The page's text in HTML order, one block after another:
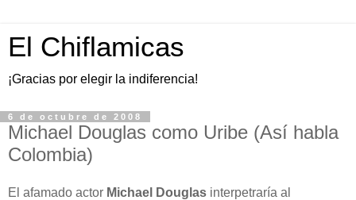
El Chiflamicas
¡Gracias por elegir la indiferencia!
6 de octubre de 2008
Michael Douglas como Uribe (Así habla
Colombia)
El afamado actor Michael Douglas interpetraría al